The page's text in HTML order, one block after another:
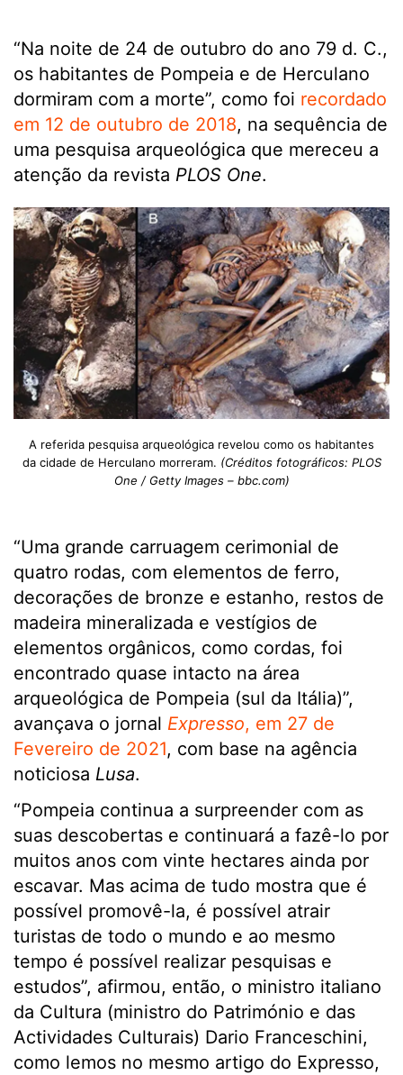
“Na noite de 24 de outubro do ano 79 d. C.,
os habitantes de Pompeia e de Herculano
dormiram com a morte”, como foi recordado
em 12 de outubro de 2018, na sequência de
uma pesquisa arqueológica que mereceu a
atenção da revista PLOS One.
A referida pesquisa arqueológica revelou como os habitantes
da cidade de Herculano morreram. (Créditos fotográficos: PLOS
One / Getty Images – bbc.com)
“Uma grande carruagem cerimonial de
quatro rodas, com elementos de ferro,
decorações de bronze e estanho, restos de
madeira mineralizada e vestígios de
elementos orgânicos, como cordas, foi
encontrado quase intacto na área
arqueológica de Pompeia (sul da Itália)”,
avançava o jornal Expresso, em 27 de
Fevereiro de 2021, com base na agência
noticiosa Lusa.
“Pompeia continua a surpreender com as
suas descobertas e continuará a fazê-lo por
muitos anos com vinte hectares ainda por
escavar. Mas acima de tudo mostra que é
possível promovê-la, é possível atrair
turistas de todo o mundo e ao mesmo
tempo é possível realizar pesquisas e
estudos”, afirmou, então, o ministro italiano
da Cultura (ministro do Património e das
Actividades Culturais) Dario Franceschini,
como lemos no mesmo artigo do Expresso,